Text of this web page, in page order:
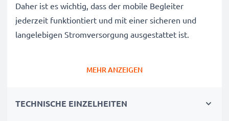
Daher ist es wichtig, dass der mobile Begleiter
jederzeit funktiontiert und mit einer sicheren und
langelebigen Stromversorgung ausgestattet ist.
Mit diesem, neuen Akku hat Ihr Mobiltelefon mehr als
MEHR ANZEIGEN
TECHNISCHE EINZELHEITEN